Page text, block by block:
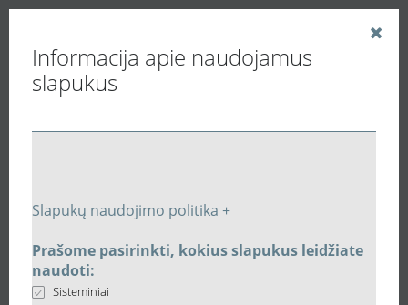
Informacija apie naudojamus
slapukus
Slapukų naudojimo politika +
Prašome pasirinkti, kokius slapukus leidžiate
naudoti:
Sisteminiai
Vedinu.LT
Akcija 5,79 €